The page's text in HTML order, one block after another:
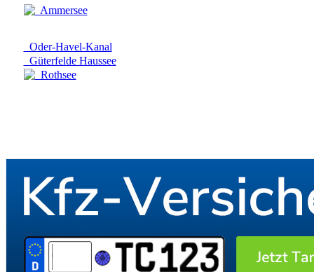
Ammersee
Oder-Havel-Kanal
Güterfelde Haussee
Rothsee